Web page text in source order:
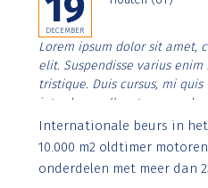
DECEMBER
Lorem ipsum dolor sit amet,
elit. Suspendisse varius
tristique. Duis cursus, mi
interdum nulla, ut commodo
Aenean faucibus nibh et
imperdiet. Nunc ut sem vitae
Internationale beurs in
10.000 m2 oldtimer
onderdelen met meer dan